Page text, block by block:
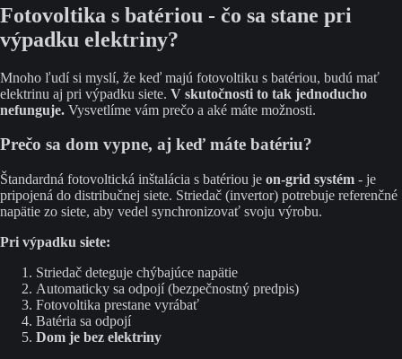
Fotovoltika s batériou - čo sa stane pri
výpadku elektriny?
Mnoho ľudí si myslí, že keď majú fotovoltiku s batériou, budú mať
elektrinu aj pri výpadku siete. V skutočnosti to tak jednoducho
nefunguje. Vysvetlíme vám prečo a aké máte možnosti.
Prečo sa dom vypne, aj keď máte batériu?
Štandardná fotovoltická inštalácia s batériou je on-grid systém - je
pripojená do distribučnej siete. Striedač (invertor) potrebuje referenčné
napätie zo siete, aby vedel synchronizovať svoju výrobu.
Pri výpadku siete:
Striedač deteguje chýbajúce napätie
Automaticky sa odpojí (bezpečnostný predpis)
Fotovoltika prestane vyrábať
Batéria sa odpojí
Dom je bez elektriny